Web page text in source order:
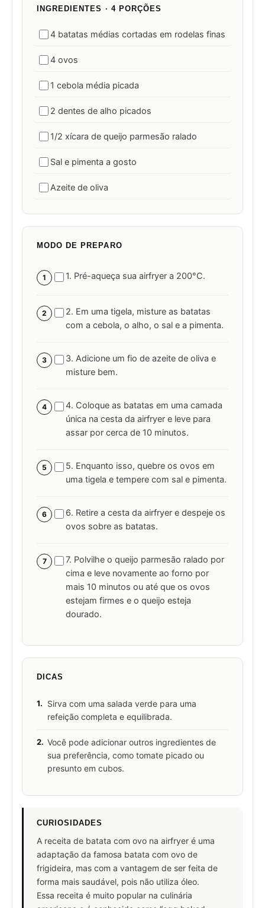
INGREDIENTES · 4 PORÇÕES
4 batatas médias cortadas em rodelas finas
4 ovos
1 cebola média picada
2 dentes de alho picados
1/2 xícara de queijo parmesão ralado
Sal e pimenta a gosto
Azeite de oliva
MODO DE PREPARO
1 1. Pré-aqueça sua airfryer a 200°C.
2
2. Em uma tigela, misture as batatas
com a cebola, o alho, o sal e a pimenta.
3
3. Adicione um fio de azeite de oliva e
misture bem.
4
4. Coloque as batatas em uma camada
única na cesta da airfryer e leve para
assar por cerca de 10 minutos.
5
5. Enquanto isso, quebre os ovos em
uma tigela e tempere com sal e pimenta.
6
6. Retire a cesta da airfryer e despeje os
ovos sobre as batatas.
7
7. Polvilhe o queijo parmesão ralado por
cima e leve novamente ao forno por
mais 10 minutos ou até que os ovos
estejam firmes e o queijo esteja
dourado.
DICAS
1.
Sirva com uma salada verde para uma
refeição completa e equilibrada.
2. Você pode adicionar outros ingredientes de
sua preferência, como tomate picado ou
presunto em cubos.
CURIOSIDADES
A receita de batata com ovo na airfryer é uma
adaptação da famosa batata com ovo de
frigideira, mas com a vantagem de ser feita de
forma mais saudável, pois não utiliza óleo.
Essa receita é muito popular na culinária